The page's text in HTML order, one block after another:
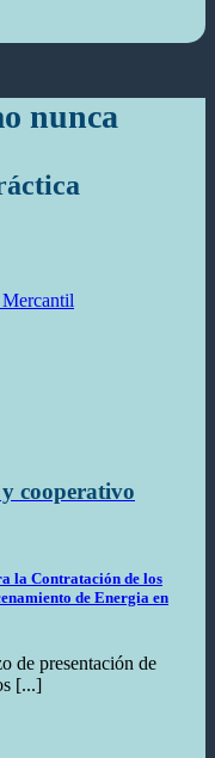
nunca
cooperativo
la Contratación de los
de Energia en
de presentación de
[...]